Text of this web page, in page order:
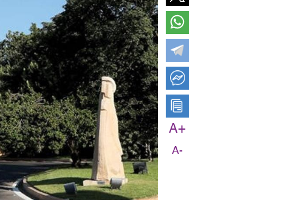
A+
A-